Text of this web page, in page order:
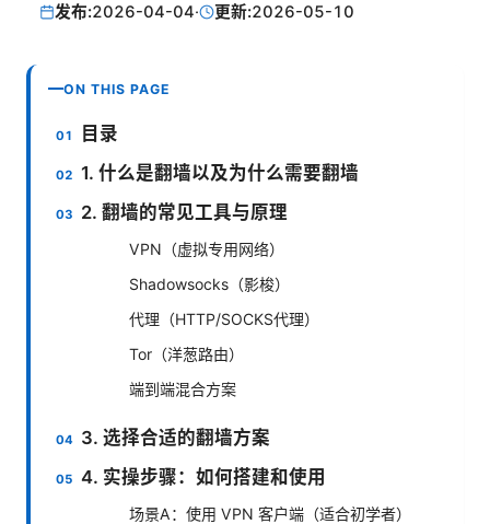
发布:2026-04-04· 更新:2026-05-10
ON THIS PAGE
目录
1. 什么是翻墙以及为什么需要翻墙
2. 翻墙的常见工具与原理
VPN（虚拟专用网络）
Shadowsocks（影梭）
代理（HTTP/SOCKS代理）
Tor（洋葱路由）
端到端混合方案
3. 选择合适的翻墙方案
4. 实操步骤：如何搭建和使用
场景A：使用 VPN 客户端（适合初学者）